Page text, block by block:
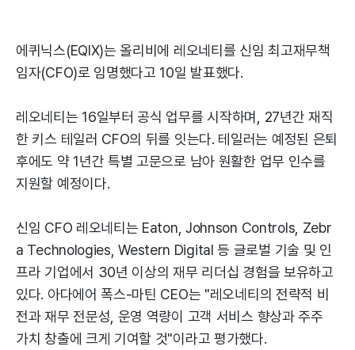
에퀴닉스(EQIX)는 올리비에 레오네티를 신임 최고재무책
임자(CFO)로 임명했다고 10일 발표했다.
레오네티는 16일부터 공식 업무를 시작하며, 27년간 재직
한 키스 테일러 CFO의 뒤를 잇는다. 테일러는 예정된 은퇴
후에도 약 1년간 특별 고문으로 남아 원활한 업무 인수를
지원할 예정이다.
신임 CFO 레오네티는 Eaton, Johnson Controls, Zebr
a Technologies, Western Digital 등 글로벌 기술 및 인
프라 기업에서 30년 이상의 재무 리더십 경험을 보유하고
있다. 아다에어 폭스-마틴 CEO는 "레오네티의 전략적 비
전과 재무 전문성, 운영 역량이 고객 서비스 향상과 주주
가치 창출에 크게 기여할 것"이라고 평가했다.